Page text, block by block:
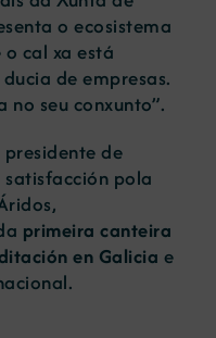
o ecosistema
cal xa está
de empresas.
no seu conxunto”.
de
pola
primeira canteira
en Galicia e